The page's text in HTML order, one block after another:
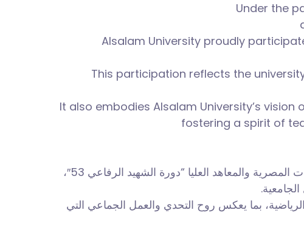
Under the
Alsalam University proudly
This participation reflects the
It also embodies Alsalam University’s
fostering a spirit of
شاركت جامعة السلام في بطولة الجامعات لكرة الطائرة (طالبات) ضمن فعاليات الدورة الرياضية للجامعات المصرية والمعاهد العليا “دورة الشهيد الرفاعي 53″،
الرياضية، بما يعكس روح التحدي والعمل الجماعي التي